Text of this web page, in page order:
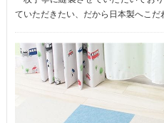
ていただきたい、だから日本製へこだ